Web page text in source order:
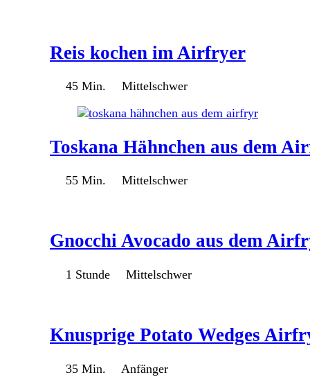
Reis kochen im Airfryer
45 Min. Mittelschwer
Toskana Hähnchen aus dem
55 Min. Mittelschwer
Gnocchi Avocado aus dem
1 Stunde Mittelschwer
Knusprige Potato Wedges
35 Min. Anfänger